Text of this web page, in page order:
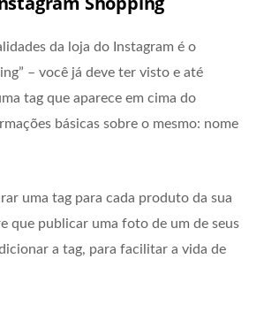
da loja do Instagram é o
– você já deve ter visto e até
tag que aparece em cima do
básicas sobre o mesmo: nome
uma tag para cada produto da sua
que publicar uma foto de um de seus
a tag, para facilitar a vida de